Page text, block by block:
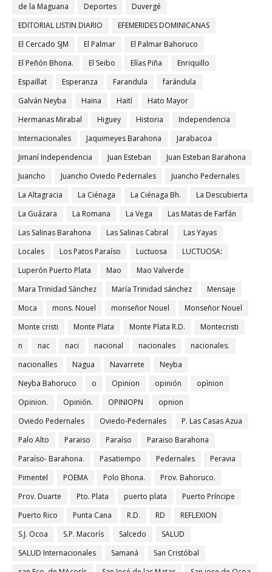
de la Maguana
Deportes
Duvergé
EDITORIAL LISTIN DIARIO
EFEMERIDES DOMINICANAS
El Cercado SJM
El Palmar
El Palmar Bahoruco
El Peñón Bhona.
El Seibo Elías Piña
Enriquillo
Espaillat
Esperanza Farandula
farándula
Galván Neyba
Haina Haití
Hato Mayor
Hermanas Mirabal
Higuey Historia
Independencia
Internacionales
Jaquimeyes Barahona
Jarabacoa
Jimaní Independencia
Juan Esteban
Juan Esteban Barahona
Juancho
Juancho Oviedo Pedernales
Juancho Pedernales
La Altagracia
La Ciénaga La Ciénaga Bh.
La Descubierta
La Guázara
La Romana La Vega
Las Matas de Farfán
Las Salinas Barahona
Las Salinas Cabral
Las Yayas
Locales
Los Patos Paraíso Luctuosa
LUCTUOSA:
Luperón Puerto Plata
Mao
Mao Valverde
Mara Trinidad Sánchez
María Trinidad sánchez
Mensaje
Moca
mons. Nouel monseñor Nouel
Monseñor Nouel
Monte cristi
Monte Plata Monte Plata R.D.
Montecristi
n
nac naci nacional nacionales
nacionales.
nacionalles
Nagua Navarrete
Neyba
Neyba Bahoruco
o Opinion opinión
opìnion
Opinion.
Opinión. OPINIOPN
opnion
Oviedo Pedernales
Oviedo-Pedernales
P. Las Casas Azua
Palo Alto
Paraiso Paraíso
Paraiso Barahona
Paraíso- Barahona.
Pasatiempo Pedernales
Peravia
Pimentel
POEMA Polo Bhona.
Prov. Bahoruco.
Prov. Duarte
Pto. Plata puerto plata
Puerto Príncipe
Puerto Rico
Punta Cana R.D. RD
REFLEXION
S.J. Ocoa
S.P. Macorís Salcedo
SALUD
SALUD Internacionales
Samaná
San Cristóbal